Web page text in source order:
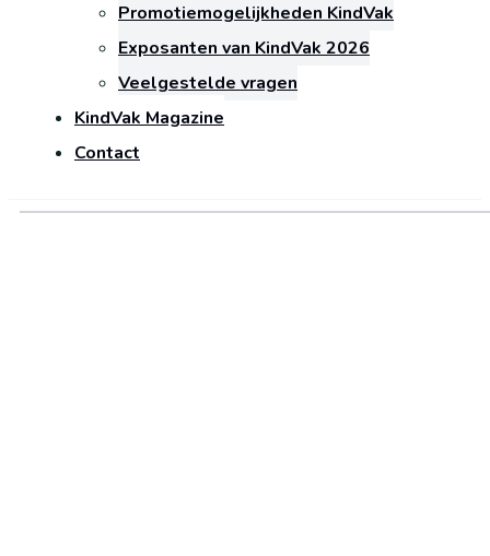
Promotiemogelijkheden KindVak
Exposanten van KindVak 2026
Veelgestelde vragen
KindVak Magazine
Contact